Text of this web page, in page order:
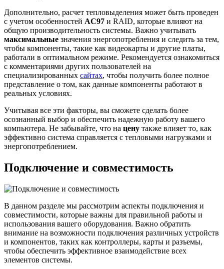
Дополнительно, расчет тепловыделения может быть проведен
с учетом особенностей AC97 и RAID, которые влияют на
общую производительность системы. Важно учитывать
максимальные значения энергопотребления и следить за тем,
чтобы компоненты, такие как видеокарты и другие платы,
работали в оптимальном режиме. Рекомендуется ознакомиться
с комментариями других пользователей на
специализированных сайтах, чтобы получить более полное
представление о том, как данные компоненты работают в
реальных условиях.
Учитывая все эти факторы, вы сможете сделать более
осознанный выбор и обеспечить надежную работу вашего
компьютера. Не забывайте, что на цену также влияет то, как
эффективно система справляется с тепловыми нагрузками и
энергопотреблением.
Подключение и совместимость
В данном разделе мы рассмотрим аспекты подключения и
совместимости, которые важны для правильной работы и
использования вашего оборудования. Важно обратить
внимание на возможности подключения различных устройств
и компонентов, таких как контроллеры, карты и разъемы,
чтобы обеспечить эффективное взаимодействие всех
элементов системы.